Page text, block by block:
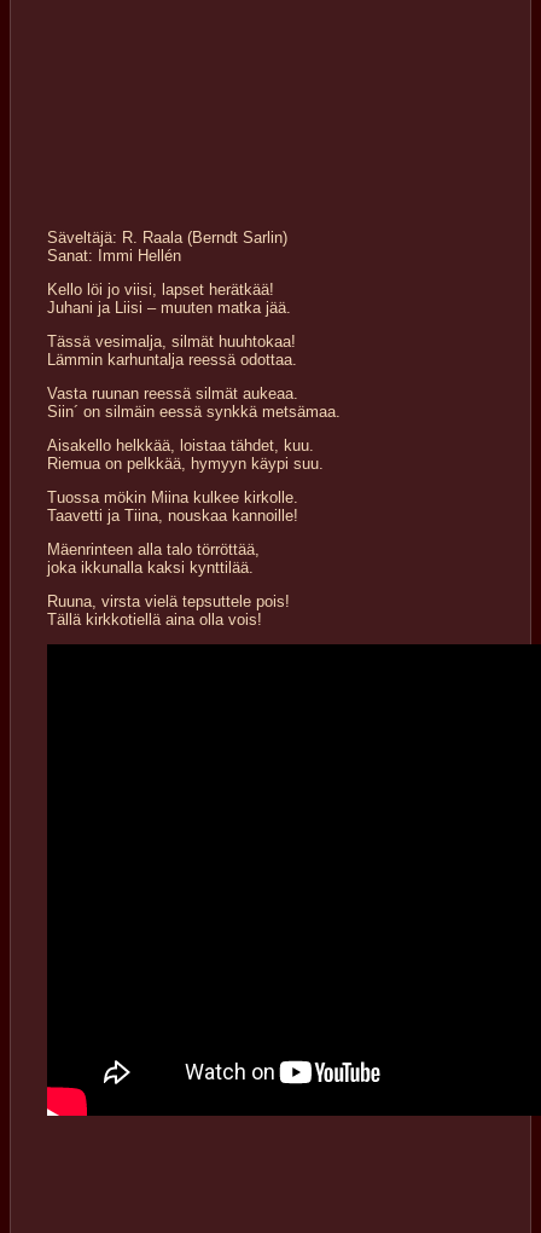
Säveltäjä: R. Raala (Berndt Sarlin)
Sanat: Immi Hellén
Kello löi jo viisi, lapset herätkää!
Juhani ja Liisi – muuten matka jää.
Tässä vesimalja, silmät huuhtokaa!
Lämmin karhuntalja reessä odottaa.
Vasta ruunan reessä silmät aukeaa.
Siin´ on silmäin eessä synkkä metsämaa.
Aisakello helkkää, loistaa tähdet, kuu.
Riemua on pelkkää, hymyyn käypi suu.
Tuossa mökin Miina kulkee kirkolle.
Taavetti ja Tiina, nouskaa kannoille!
Mäenrinteen alla talo törröttää,
joka ikkunalla kaksi kynttilää.
Ruuna, virsta vielä tepsuttele pois!
Tällä kirkkotiellä aina olla vois!